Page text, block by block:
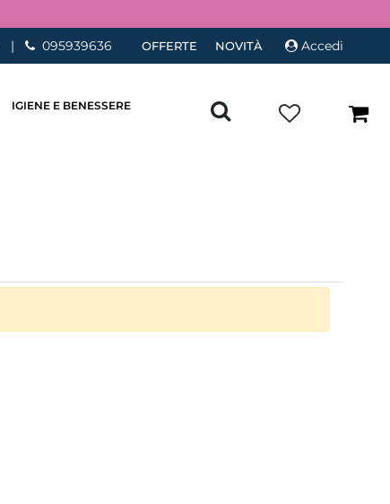
| 095939636 OFFERTE NOVITÀ Accedi
IGIENE E BENESSERE